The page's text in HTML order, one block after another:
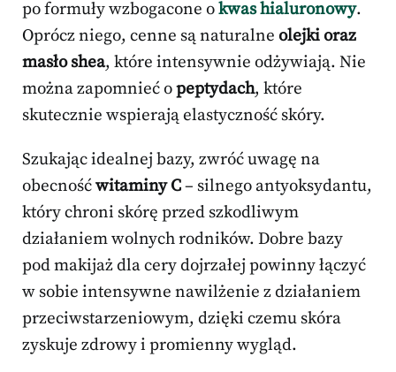
po formuły wzbogacone okwas hialuronowy.
Oprócz niego, cenne są naturalne olejki oraz
masło shea, które intensywnie odżywiają. Nie
można zapomnieć opeptydach, które
skutecznie wspierają elastyczność skóry.
Szukając idealnej bazy, zwróć uwagę na
obecnośćwitaminy C– silnego antyoksydantu,
który chroni skórę przed szkodliwym
działaniem wolnych rodników. Dobre bazy
pod makijaż dla cery dojrzałej powinny łączyć
w sobie intensywne nawilżenie z działaniem
przeciwstarzeniowym, dzięki czemu skóra
zyskuje zdrowy i promienny wygląd.